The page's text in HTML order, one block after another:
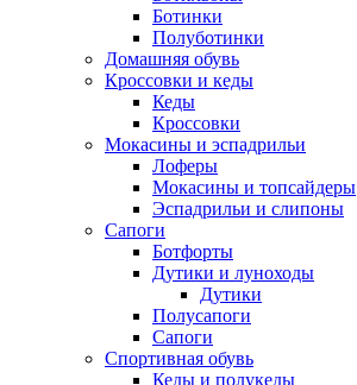
Ботинки
Полуботинки
Домашняя обувь
Кроссовки и кеды
Кеды
Кроссовки
Мокасины и эспадрильи
Лоферы
Мокасины и топсайдеры
Эспадрильи и слипоны
Сапоги
Ботфорты
Дутики и луноходы
Дутики
Полусапоги
Сапоги
Спортивная обувь
Кеды и полукеды